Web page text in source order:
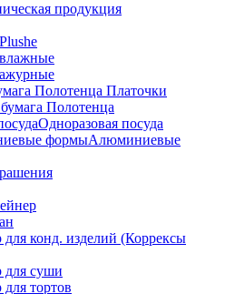
продукция
Полотенца Платочки
Полотенца
Одноразовая посуда
Алюминиевые
для конд. изделий (Коррексы
для суши
тортов